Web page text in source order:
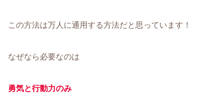
この方法は万人に通用する方法だと思っています！
なぜなら必要なのは
勇気と行動力のみ